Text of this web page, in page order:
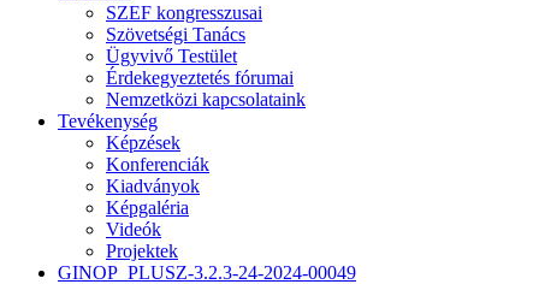
SZEF kongresszusai
Szövetségi Tanács
Ügyvivő Testület
Érdekegyeztetés fórumai
Nemzetközi kapcsolataink
Tevékenység
Képzések
Konferenciák
Kiadványok
Képgaléria
Videók
Projektek
GINOP_PLUSZ-3.2.3-24-2024-00049